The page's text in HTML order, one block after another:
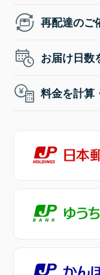
再配達のご
お届け日数
料金を計算